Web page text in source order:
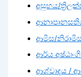
අසුභය/
ආමිස/
ආර්ය
ආශ්වාදය /